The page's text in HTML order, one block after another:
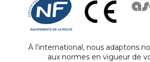
À l’international, nous adaptons
aux normes en vigueur de